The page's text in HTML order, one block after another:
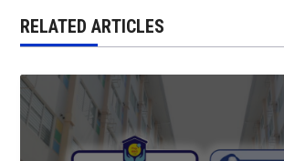
RELATED ARTICLES